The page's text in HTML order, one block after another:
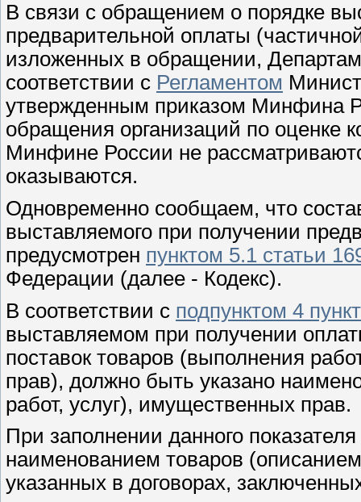
В связи с обращением о порядке
предварительной оплаты
изложенных в обращении,
соответствии с Регламентом
утвержденным приказом Минфина
обращения организаций по оценке
Минфине России не
оказываются.
Одновременно сообщаем, что
выставляемого при получении
предусмотрен пунктом 5.1 статьи
Федерации (далее - Кодекс).
В соответствии с подпунктом 4
выставляемом при получении
поставок товаров (выполнения
прав), должно быть указано
работ, услуг), имущественных прав.
При заполнении данного
наименованием товаров
указанных в договорах,